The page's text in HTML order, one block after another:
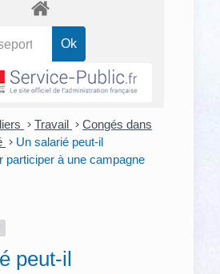
> Travail > Congés dans
> Un salarié peut-il
participer à une campagne
peut-il